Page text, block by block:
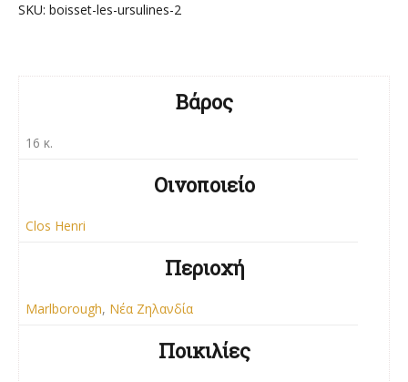
SKU: boisset-les-ursulines-2
Βάρος
16 κ.
Οινοποιείο
Clos Henri
Περιοχή
Marlborough, Νέα Ζηλανδία
Ποικιλίες